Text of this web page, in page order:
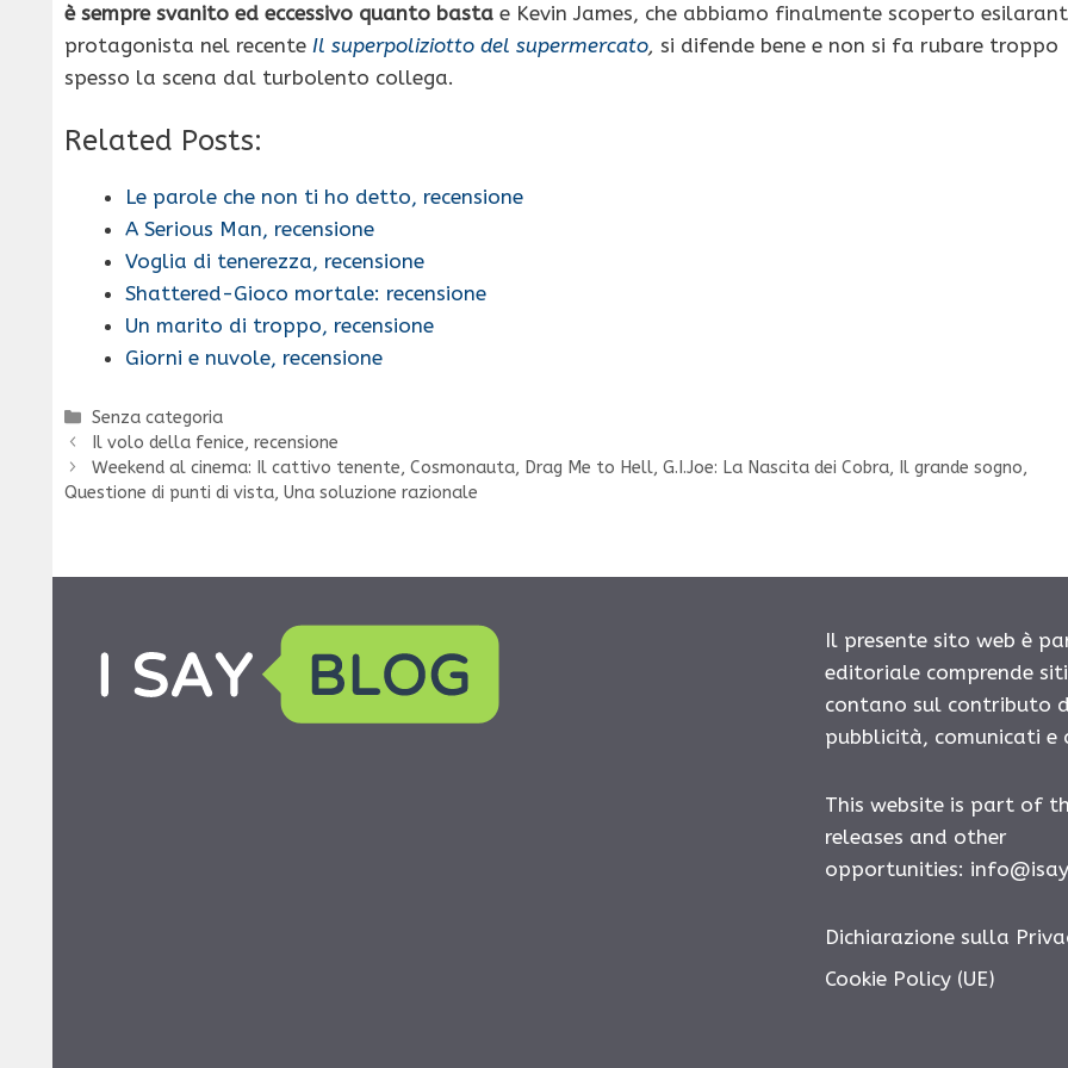
è sempre svanito ed eccessivo quanto basta e Kevin James, che abbiamo finalmente scoperto
protagonista nel recente Il superpoliziotto del supermercato, si difende bene e non si fa rubare troppo
spesso la scena dal turbolento collega.
Related Posts:
Le parole che non ti ho detto, recensione
A Serious Man, recensione
Voglia di tenerezza, recensione
Shattered-Gioco mortale: recensione
Un marito di troppo, recensione
Giorni e nuvole, recensione
Categorie
Senza categoria
Il volo della fenice, recensione
Weekend al cinema: Il cattivo tenente, Cosmonauta, Drag Me to Hell, G.I.Joe: La Nascita dei Cobra, Il grande sogno,
Questione di punti di vista, Una soluzione razionale
Il presente sito web è
editoriale comprende
contano sul contributo
pubblicità, comunicati
This website is part of
releases and other
opportunities:
Dichiarazione sulla
Cookie Policy (UE)